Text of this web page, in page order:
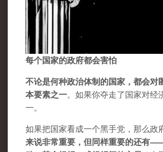
每个国家的政府都会害怕
不论是何种政治体制的国家，都会对
本要素之一。如果你夺走了国家对经
一。
如果把国家看成一个黑手党，那么政
来说非常重要，但同样重要的还有